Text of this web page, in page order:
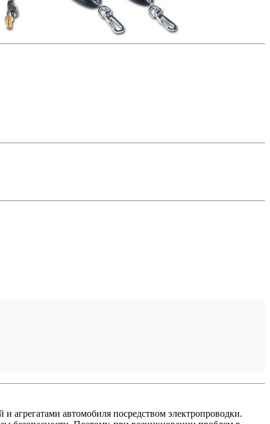
агрегатами автомобиля посредством электропроводки.